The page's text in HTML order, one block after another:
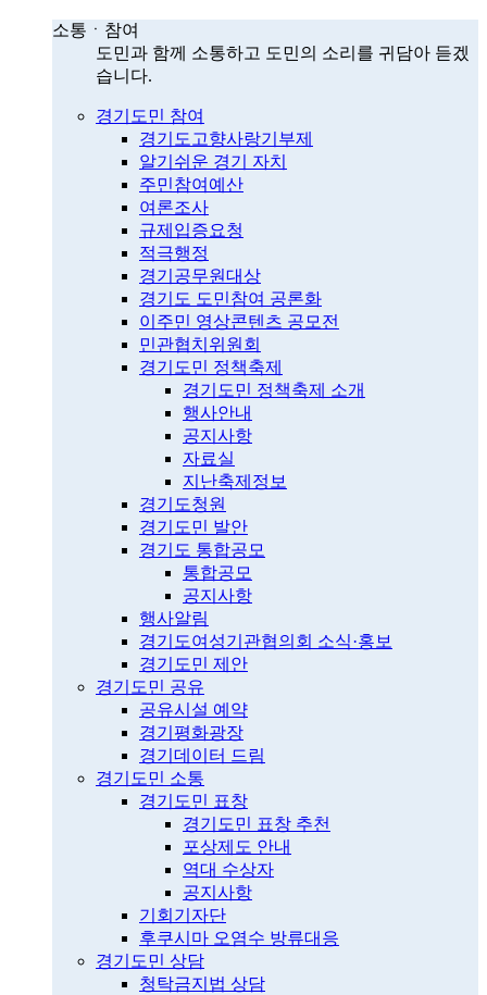
소통ㆍ참여
도민과 함께 소통하고 도민의 소리를 귀담아 듣겠
습니다.
경기도민 참여
경기도고향사랑기부제
알기쉬운 경기 자치
주민참여예산
여론조사
규제입증요청
적극행정
경기공무원대상
경기도 도민참여 공론화
이주민 영상콘텐츠 공모전
민관협치위원회
경기도민 정책축제
경기도민 정책축제 소개
행사안내
공지사항
자료실
지난축제정보
경기도청원
경기도민 발안
경기도 통합공모
통합공모
공지사항
행사알림
경기도여성기관협의회 소식·홍보
경기도민 제안
경기도민 공유
공유시설 예약
경기평화광장
경기데이터 드림
경기도민 소통
경기도민 표창
경기도민 표창 추천
포상제도 안내
역대 수상자
공지사항
기회기자단
후쿠시마 오염수 방류대응
경기도민 상담
청탁금지법 상담